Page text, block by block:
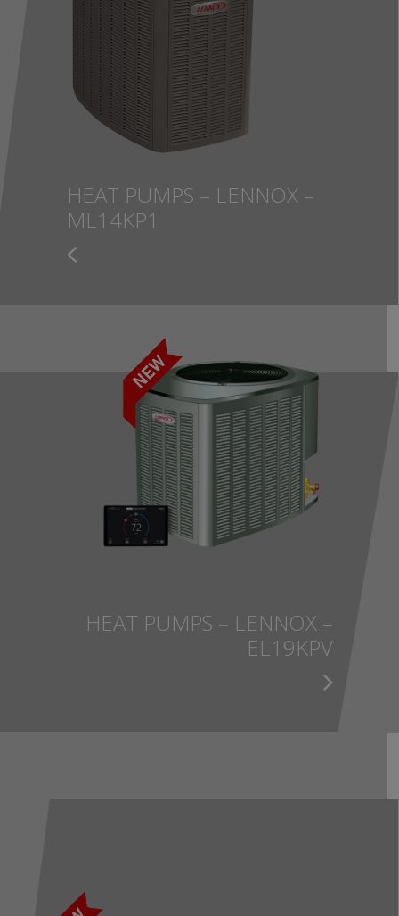
HEAT PUMPS – LENNOX –
ML14KP1
HEAT PUMPS – LENNOX –
EL19KPV